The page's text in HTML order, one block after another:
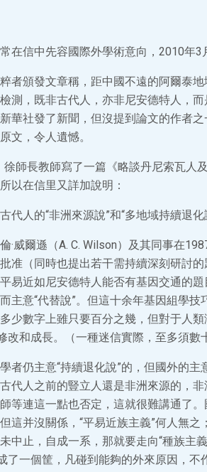
在信中先容國際外學術意向，2010年3
者頒發文章稱，距中國不遠的阿爾泰
測，既非古代人，亦非尼安德特人，
華社發了新聞，但沒提到論文的作者
文，令人遺憾。
師長教師寫了一篇《略談丹尼索瓦人
以在信里又詳加說明：
代人的“非洲來源說”和“多地域持續退化
·威爾遜（A. C. Wilson）及其同事在
准（同時也提出若干需持續深刻研討
易近如尼安德特人能否有基因交通的
主意“代替說”。但這十余年基因組學
少數字上雖只要百分之幾，但對于人
改和成長。（一種迷信實際，至多須數
者仍主意“持續退化說”的，但國外的
代人之前的豎立人還是非洲來源的，
等連這一點也否定，這就很難講通了
這并沒關係，“平易近族主義”何人無
中止，自成一系，那就要走向“種族主
了一個筐，凡碰到能夠的外來原因，